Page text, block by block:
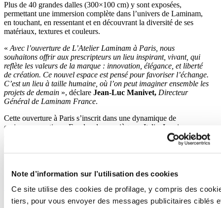
Note d’information sur l’utilisation des cookies
Ce site utilise des cookies de profilage, y compris des
tiers, pour vous envoyer des messages publicitaires ciblés
Plus de 40 grandes dalles (300×100 cm) y sont exposées,
permettant une immersion complète dans l’univers de Laminam,
en touchant, en ressentant et en découvrant la diversité de ses
matériaux, textures et couleurs.
« Avec l’ouverture de L’Atelier Laminam à Paris, nous
souhaitons offrir aux prescripteurs un lieu inspirant, vivant, qui
reflète les valeurs de la marque : innovation, élégance, et liberté
de création. Ce nouvel espace est pensé pour favoriser l’échange.
C’est un lieu à taille humaine, où l’on peut imaginer ensemble les
projets de demain », déclare Jean-Luc Manivet, Directeur
Général de Laminam France.
Cette ouverture à Paris s’inscrit dans une dynamique de
croissance continue. En plus de son siège en Italie, Laminam
exploite aujourd’hui trois sites de production, 12 succursales
commerciales, 43 centres logistiques à travers le monde, et plus de
100 showrooms monomarques dans des pays clés.
www.laminam.com